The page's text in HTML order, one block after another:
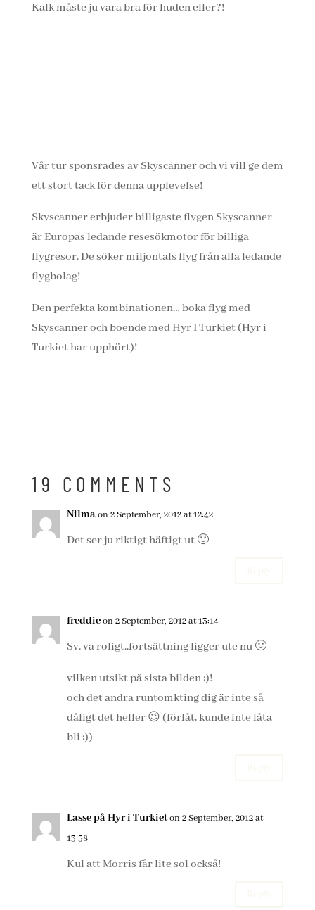
Kalk måste ju vara bra för huden eller?!
Vår tur sponsrades av Skyscanner och vi vill ge dem
ett stort tack för denna upplevelse!
Skyscanner erbjuder billigaste flygen Skyscanner
är Europas ledande resesökmotor för billiga
flygresor. De söker miljontals flyg från alla ledande
flygbolag!
Den perfekta kombinationen… boka flyg med
Skyscanner och boende med Hyr I Turkiet (Hyr i
Turkiet har upphört)!
19 COMMENTS
Nilmaon 2 September, 2012 at 12:42
Det ser ju riktigt häftigt ut 🙂
freddieon 2 September, 2012 at 13:14
Sv. va roligt..fortsättning ligger ute nu 🙂
vilken utsikt på sista bilden :)!
och det andra runtomkting dig är inte så
dåligt det heller 😉 (förlåt, kunde inte låta
bli :))
Lasse på Hyr i Turkieton 2 September, 2012 at
13:58
Kul att Morris får lite sol också!